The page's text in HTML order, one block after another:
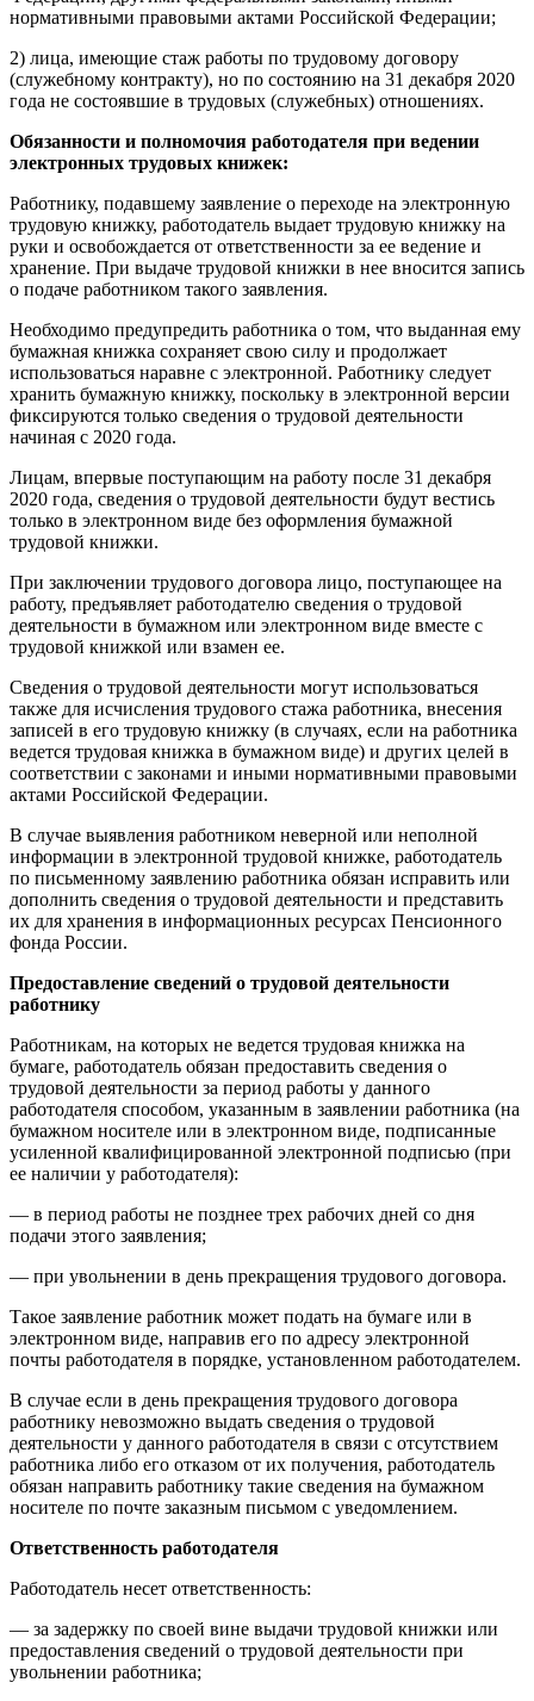
нормативными правовыми актами Российской Федерации;
2) лица, имеющие стаж работы по трудовому договору
(служебному контракту), но по состоянию на 31 декабря 2020
года не состоявшие в трудовых (служебных) отношениях.
Обязанности и полномочия работодателя при ведении
электронных трудовых книжек:
Работнику, подавшему заявление о переходе на электронную
трудовую книжку, работодатель выдает трудовую книжку на
руки и освобождается от ответственности за ее ведение и
хранение. При выдаче трудовой книжки в нее вносится запись
о подаче работником такого заявления.
Необходимо предупредить работника о том, что выданная ему
бумажная книжка сохраняет свою силу и продолжает
использоваться наравне с электронной. Работнику следует
хранить бумажную книжку, поскольку в электронной версии
фиксируются только сведения о трудовой деятельности
начиная с 2020 года.
Лицам, впервые поступающим на работу после 31 декабря
2020 года, сведения о трудовой деятельности будут вестись
только в электронном виде без оформления бумажной
трудовой книжки.
При заключении трудового договора лицо, поступающее на
работу, предъявляет работодателю сведения о трудовой
деятельности в бумажном или электронном виде вместе с
трудовой книжкой или взамен ее.
Сведения о трудовой деятельности могут использоваться
также для исчисления трудового стажа работника, внесения
записей в его трудовую книжку (в случаях, если на работника
ведется трудовая книжка в бумажном виде) и других целей в
соответствии с законами и иными нормативными правовыми
актами Российской Федерации.
В случае выявления работником неверной или неполной
информации в электронной трудовой книжке, работодатель
по письменному заявлению работника обязан исправить или
дополнить сведения о трудовой деятельности и представить
их для хранения в информационных ресурсах Пенсионного
фонда России.
Предоставление сведений о трудовой деятельности
работнику
Работникам, на которых не ведется трудовая книжка на
бумаге, работодатель обязан предоставить сведения о
трудовой деятельности за период работы у данного
работодателя способом, указанным в заявлении работника (на
бумажном носителе или в электронном виде, подписанные
усиленной квалифицированной электронной подписью (при
ее наличии у работодателя):
— в период работы не позднее трех рабочих дней со дня
подачи этого заявления;
— при увольнении в день прекращения трудового договора.
Такое заявление работник может подать на бумаге или в
электронном виде, направив его по адресу электронной
почты работодателя в порядке, установленном работодателем.
В случае если в день прекращения трудового договора
работнику невозможно выдать сведения о трудовой
деятельности у данного работодателя в связи с отсутствием
работника либо его отказом от их получения, работодатель
обязан направить работнику такие сведения на бумажном
носителе по почте заказным письмом с уведомлением.
Ответственность работодателя
Работодатель несет ответственность:
— за задержку по своей вине выдачи трудовой книжки или
предоставления сведений о трудовой деятельности при
увольнении работника;